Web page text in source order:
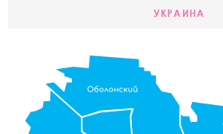
УКРАИНА